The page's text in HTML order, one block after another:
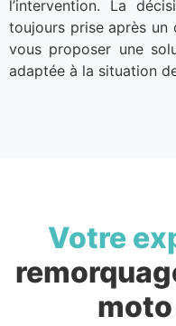
l’intervention. La
toujours prise après un
vous proposer une
adaptée à la situation
Votre
moto